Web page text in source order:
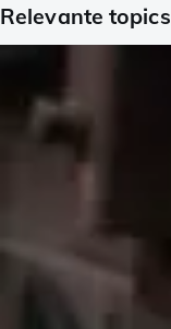
Relevante topics